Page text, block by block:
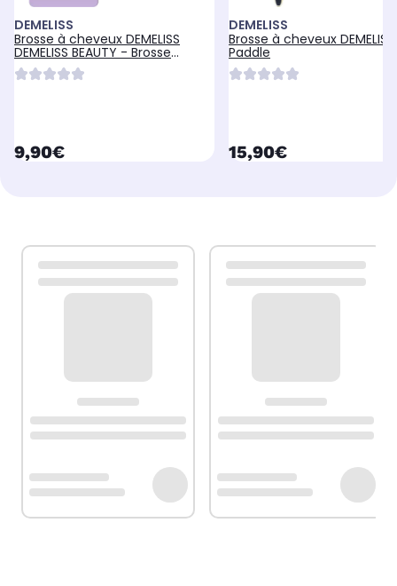
DEMELISS
Brosse à cheveux DEMELISS
DEMELISS BEAUTY - Brosse
massante
currentPrice
9,90€
DEMELISS
Brosse à cheveux DEMELISS
Paddle
currentPrice
15,90€